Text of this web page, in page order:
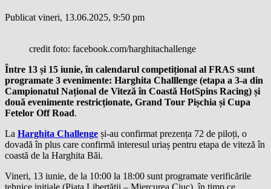
Publicat vineri, 13.06.2025, 9:50 pm
credit foto: facebook.com/harghitachallenge
Între 13 și 15 iunie, în calendarul competițional al FRAS sunt
programate 3 evenimente: Harghita Challlenge (etapa a 3-a din
Campionatul Național de Viteză în Coastă HotSpins Racing) și
două evenimente restricționate, Grand Tour Pișchia și Cupa
Fetelor Off Road.
La Harghita Challenge și-au confirmat prezența 72 de piloți, o
dovadă în plus care confirmă interesul uriaș pentru etapa de viteză în
coastă de la Harghita Băi.
Vineri, 13 iunie, de la 10:00 la 18:00 sunt programate verificările
tehnice inițiale (Piaţa Libertăţii – Miercurea Ciuc), în timp ce